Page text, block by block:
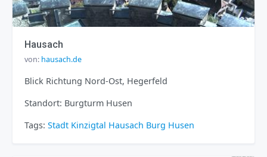
Hausach
von: hausach.de
Blick Richtung Nord-Ost, Hegerfeld
Standort: Burgturm Husen
Tags: Stadt Kinzigtal Hausach Burg Husen